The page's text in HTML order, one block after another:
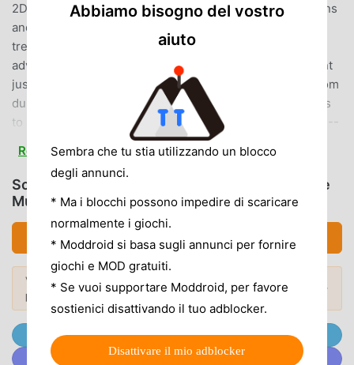
2D high-speed auto-battle!Train your favorite companions
and conquer dungeons said to hold hidden
treasures!Within the dungeon, your companions will
adventure automatically!▼ Obtain the ultimate equipment
just for you!Craft equipment using materials obtained from
dungeons!Carefully select the randomly assigned effects
to aim for the ultimate equipment just for you!-------------
--------------------------------【Recommended for those
who】・Want to play casually during commute or school
time・Like idle games・Enjoy games with a lot of depth・
Like games with hack and slash elements・Like fantasy
RPGs・Like roguelikes・Enjoy thinking about skill
combinations--------------------------------------------
-//----------------------------------------------//
Operation//----------------------------------------------◆
Recommended Operating EnvironmentiOS 12.0 or later◆
Recommended DevicesiPhone 8Plus or later//-------------
---------------------------------// Keywords//-------------
---------------------------------Game, Idle, RPG, Fantasy,
Read more
Scarica Lost Enders (MOD, Menu/God/Damage
Multiplier/Unlimited Money)
Scarica APK (95.33MB)
Vuoi scoprire di più? Sfoglia i mod APK più
popolari del 2026.
Mod popolari →
Unisciti @MODDROID.CO sul Canale Telegram
Unisciti a @MODDROID.CO sulla Community Discord
Abbiamo bisogno del vostro
aiuto
Sembra che tu stia utilizzando un blocco
degli annunci.
* Ma i blocchi possono impedire di scaricare
normalmente i giochi.
* Moddroid si basa sugli annunci per fornire
giochi e MOD gratuiti.
* Se vuoi supportare Moddroid, per favore
sostienici disattivando il tuo adblocker.
Disattivare il mio adblocker